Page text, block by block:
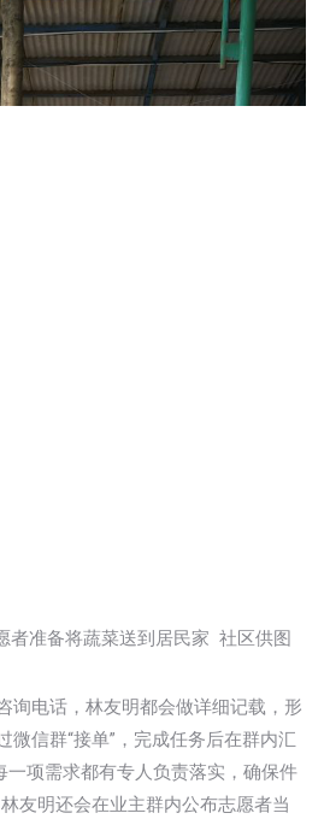
者准备将蔬菜送到居民家 社区供图
询电话，林友明都会做详细记载，形
微信群“接单”，完成任务后在群内汇
一项需求都有专人负责落实，确保件
友明还会在业主群内公布志愿者当